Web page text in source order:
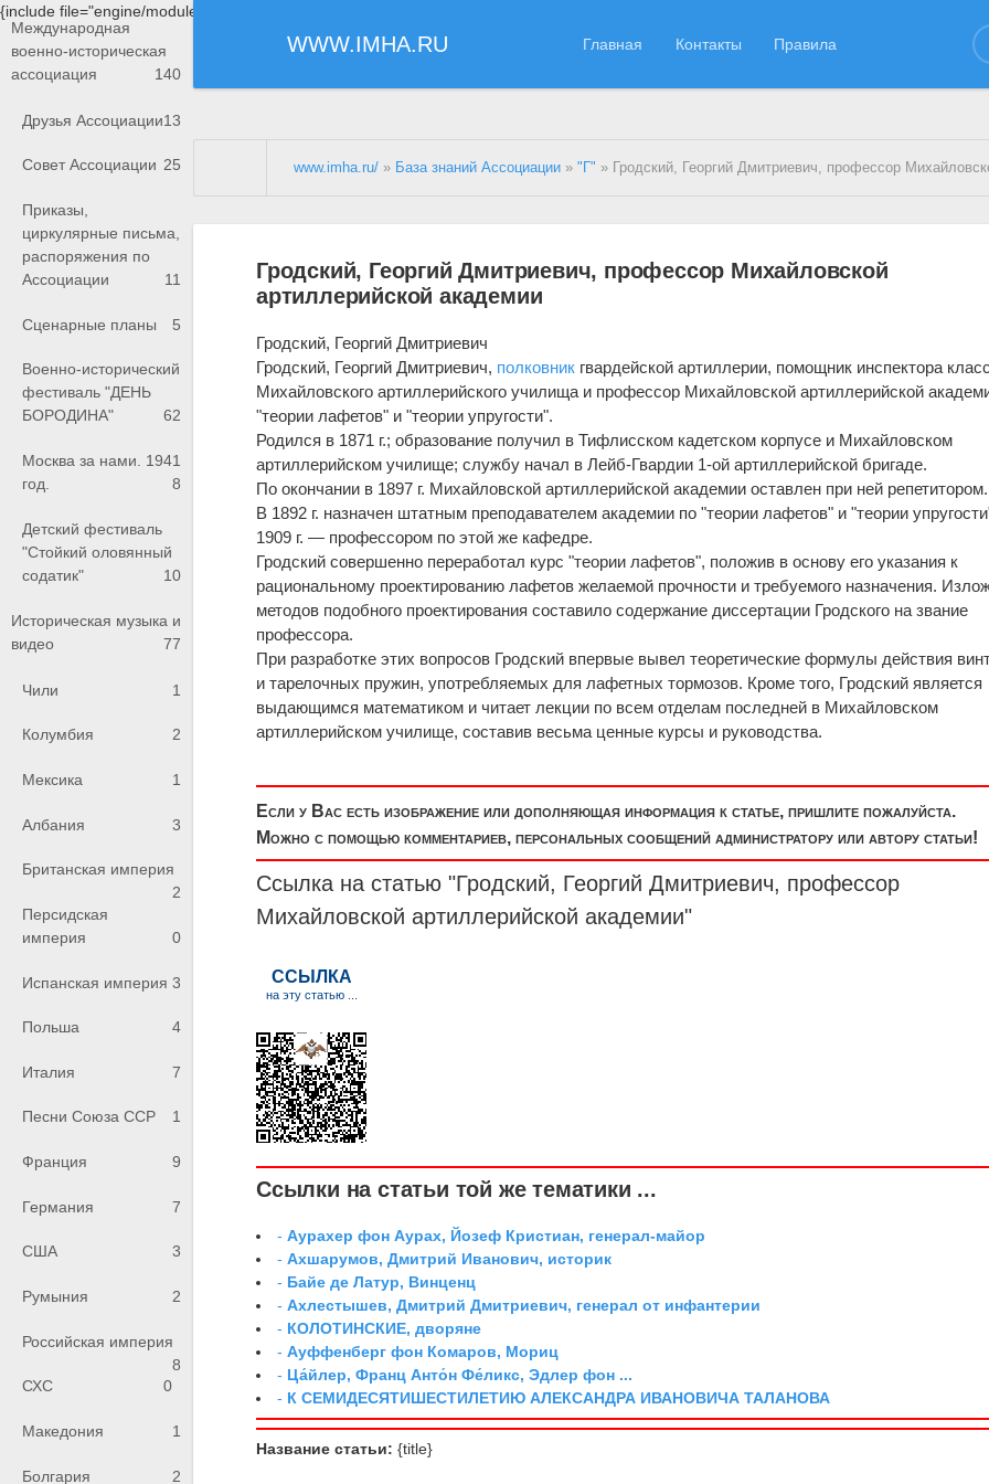
{include file="engine/modules/saperu/head.php"}
WWW.IMHA.RU Главная Контакты Правила
Международная
военно-историческая
ассоциация
140
Друзья Ассоциации13
Совет Ассоциации 25
Приказы,
циркулярные письма,
распоряжения по
Ассоциации
11
Сценарные планы 5
Военно-исторический
фестиваль "ДЕНЬ
БОРОДИНА"
62
Москва за нами. 1941
год.
8
Детский фестиваль
"Стойкий оловянный
содатик"
10
Историческая музыка и
видео
77
Чили 1
Колумбия 2
Мексика 1
Албания 3
Британская империя
2
Персидская
империя
0
Испанская империя 3
Польша 4
Италия 7
Песни Союза ССР 1
Франция 9
Германия 7
США 3
Румыния 2
Российская империя
8
СХС
0
Македония 1
Болгария 2
www.imha.ru/ » База знаний Ассоциации »"Г" » Гродский, Георгий Дмитриевич, профессор Михайловской
Гродский, Георгий Дмитриевич, профессор Михайловской
артиллерийской академии
Гродский, Георгий Дмитриевич
Гродский, Георгий Дмитриевич, полковник гвардейской артиллерии, помощник инспектора
Михайловского артиллерийского училища и профессор Михайловской артиллерийской
"теории лафетов" и "теории упругости".
Родился в 1871 г.; образование получил в Тифлисском кадетском корпусе и Михайловском
артиллерийском училище; службу начал в Лейб-Гвардии 1-ой артиллерийской бригаде.
По окончании в 1897 г. Михайловской артиллерийской академии оставлен при ней репетитором.
В 1892 г. назначен штатным преподавателем академии по "теории лафетов" и "теории
1909 г. — профессором по этой же кафедре.
Гродский совершенно переработал курс "теории лафетов", положив в основу его указания к
рациональному проектированию лафетов желаемой прочности и требуемого назначения.
методов подобного проектирования составило содержание диссертации Гродского на звание
профессора.
При разработке этих вопросов Гродский впервые вывел теоретические формулы действия
и тарелочных пружин, употребляемых для лафетных тормозов. Кроме того, Гродский является
выдающимся математиком и читает лекции по всем отделам последней в Михайловском
артиллерийском училище, составив весьма ценные курсы и руководства.
Если у Вас есть изображение или дополняющая информация к статье, пришлите пожалуйста.
Можно с помощью комментариев, персональных сообщений администратору или автору статьи!
Ссылка на статью "Гродский, Георгий Дмитриевич, профессор
Михайловской артиллерийской академии"
Ссылки на статьи той же тематики ...
-Аурахер фон Аурах, Йозеф Кристиан, генерал-майор
-Ахшарумов, Дмитрий Иванович, историк
- Байе де Латур, Винценц
-Ахлестышев, Дмитрий Дмитриевич, генерал от инфантерии
- КОЛОТИНСКИЕ, дворяне
-Ауффенберг фон Комаров, Мориц
- Ца́йлер, Франц Анто́н Фе́ликс, Эдлер фон ...
- К СЕМИДЕСЯТИШЕСТИЛЕТИЮ АЛЕКСАНДРА ИВАНОВИЧА ТАЛАНОВА
Название статьи: {title}